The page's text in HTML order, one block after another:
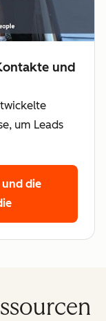
und
um Leads
und die